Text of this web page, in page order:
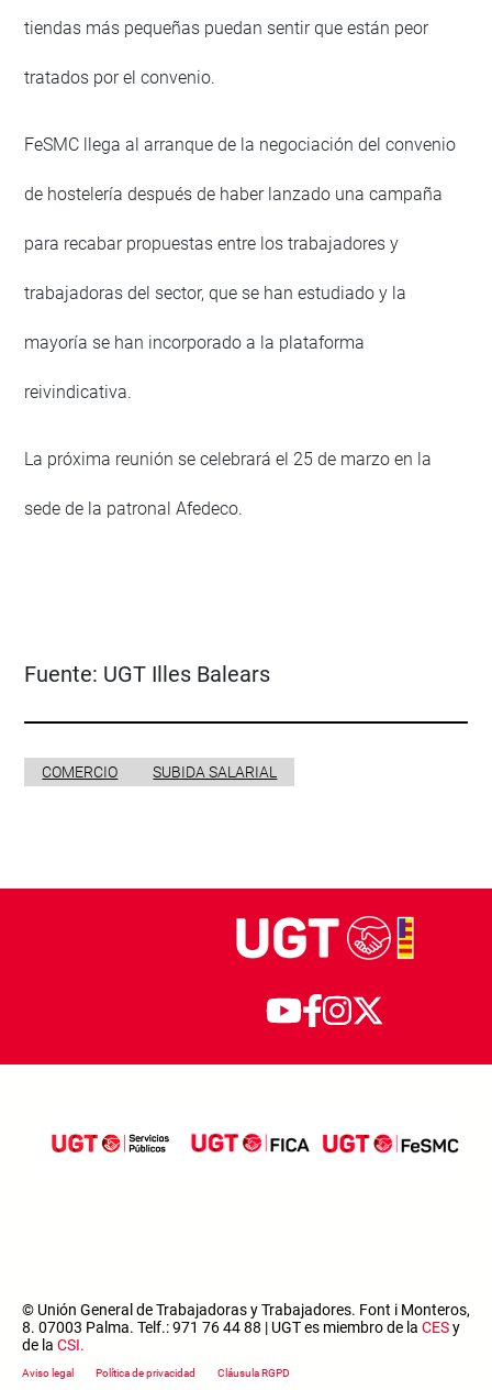
tiendas más pequeñas puedan sentir que están peor
tratados por el convenio.
FeSMC llega al arranque de la negociación del convenio
de hostelería después de haber lanzado una campaña
para recabar propuestas entre los trabajadores y
trabajadoras del sector, que se han estudiado y la
mayoría se han incorporado a la plataforma
reivindicativa.
La próxima reunión se celebrará el 25 de marzo en la
sede de la patronal Afedeco.
Fuente: UGT Illes Balears
COMERCIO SUBIDA SALARIAL
© Unión General de Trabajadoras y Trabajadores. Font i Monteros,
8. 07003 Palma. Telf.: 971 76 44 88 | UGT es miembro de la CESy
de la CSI.
Footer menu
Aviso legal Política de privacidad Cláusula RGPD